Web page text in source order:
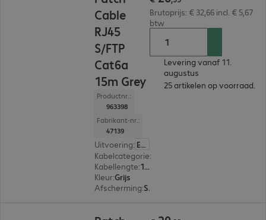
Cable
RJ45
S/FTP
Cat6a
15m Grey
Productnr.:
963398
Fabrikant-nr.:
47139
Uitvoering: Europa
Kabelcategorie:
Kabellengte: 15 m
Kleur:Grijs
Afscherming: S/FTP (PIMF)
Brutoprijs: € 32,66 incl. € 5,67
btw
Levering vanaf 11.
augustus
25 artikelen op voorraad.